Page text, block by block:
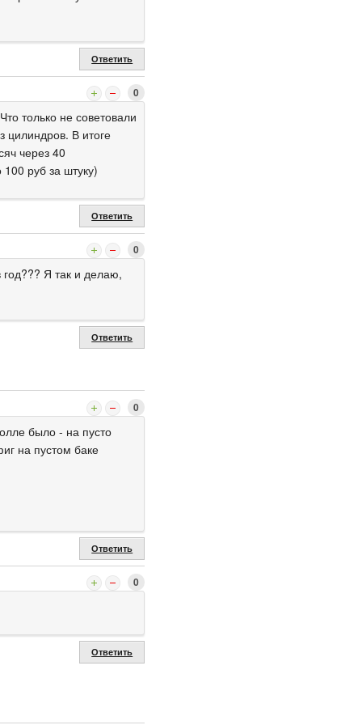
Ответить
0
только не советовали
цилиндров. В итоге
через 40
руб за штуку)
Ответить
0
Я так и делаю,
Ответить
0
было - на пусто
на пустом баке
Ответить
0
Ответить